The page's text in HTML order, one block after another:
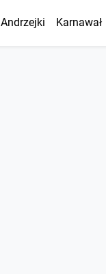
Andrzejki Karnawał